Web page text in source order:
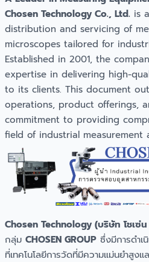
Chosen Technology Co., Ltd. is
distribution and servicing of
microscopes tailored for
Established in 2001, the
expertise in delivering high-
to its clients. This document
operations, product offerings,
commitment to providing
field of industrial measurement
Chosen Technology (บริษัท โชเซ่น
กลุ่ม CHOSEN GROUP ซึ่งมีการดำเ
ที่เทคโนโลยีการวัดที่มีความแม่นยำสูง